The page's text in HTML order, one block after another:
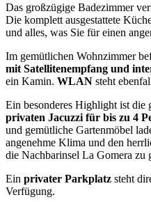
Das großzügige Badezimmer
Die komplett ausgestattete
und alles, was Sie für einen
Im gemütlichen Wohnzimmer
mit Satellitenempfang und
ein Kamin. WLAN steht
Ein besonderes Highlight ist die
privaten Jacuzzi für bis zu 4
und gemütliche Gartenmöbel
angenehme Klima und den
die Nachbarinsel La Gomera zu
Ein privater Parkplatz steht
Verfügung.